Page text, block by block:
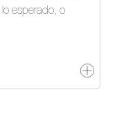
esperado, o